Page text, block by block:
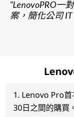
"LenovoPRO一
案，簡化公司
1. Lenovo Pro
30日之間的購買